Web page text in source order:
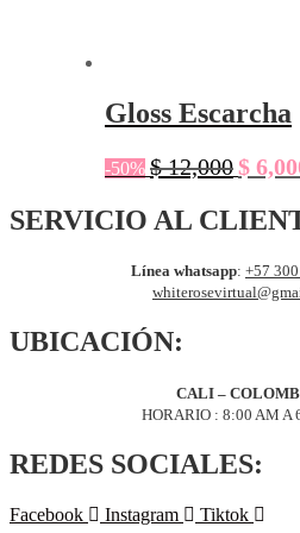
Gloss Escarcha
-50% $12,000 El
precio
era:
$
SERVICIO AL
Línea whatsapp: +57
UBICACIÓN:
CALI –
HORARIO : 8:00 AM A
REDES SOCIALES:
Facebook Instagram Tiktok